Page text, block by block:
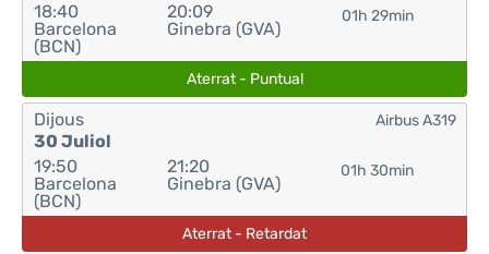
18:40
Barcelona
(BCN)
20:09
Ginebra (GVA)
01h 29min
Aterrat - Puntual
Dijous
30 Juliol
19:50
Barcelona
(BCN)
21:20
Ginebra (GVA)
01h 30min
Airbus A319
Aterrat - Retardat